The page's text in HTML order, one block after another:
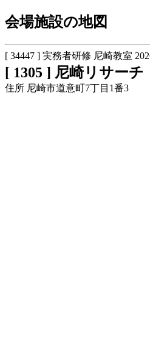
会場施設の地図
[ 34447 ] 実務者研修 尼崎教室
[ 1305 ] 尼崎リサー
住所 尼崎市道意町7丁目1番3